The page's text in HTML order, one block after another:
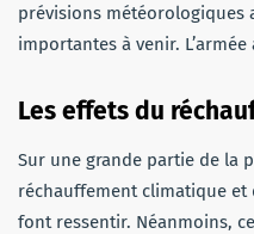
prévisions météorologiques
importantes à venir.
Les effets du
Sur une grande partie de la
réchauffement climatique et
font ressentir. Néanmoins,